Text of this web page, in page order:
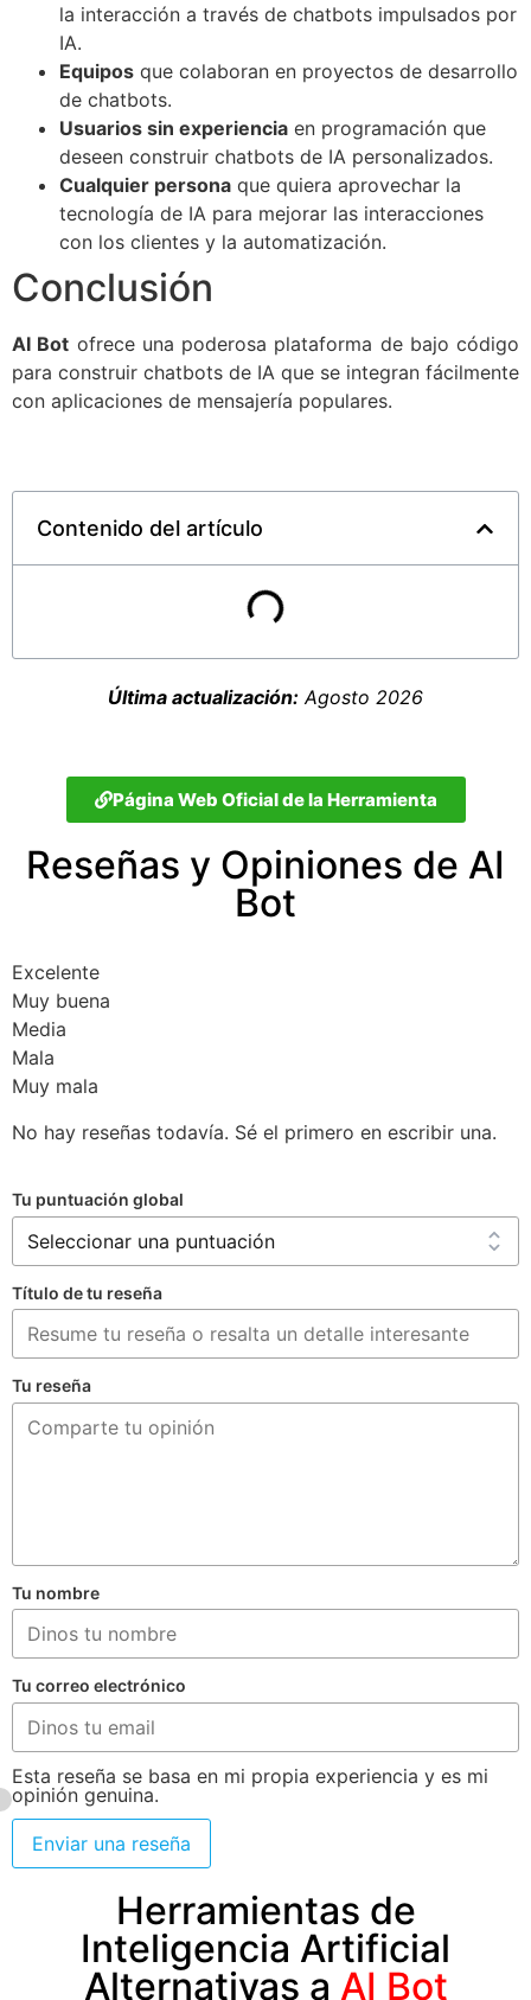
la interacción a través de chatbots impulsados por
IA.
Equipos que colaboran en proyectos de desarrollo
de chatbots.
Usuarios sin experiencia en programación que
deseen construir chatbots de IA personalizados.
Cualquier persona que quiera aprovechar la
tecnología de IA para mejorar las interacciones
con los clientes y la automatización.
Conclusión
AI Bot ofrece una poderosa plataforma de bajo código
para construir chatbots de IA que se integran fácilmente
con aplicaciones de mensajería populares.
Contenido del artículo
Última actualización: Agosto 2026
Página Web Oficial de la Herramienta
Reseñas y Opiniones de AI
Bot
Excelente
Muy buena
Media
Mala
Muy mala
No hay reseñas todavía. Sé el primero en escribir una.
Tu puntuación global
Título de tu reseña
Tu reseña
Tu nombre
Tu correo electrónico
Esta reseña se basa en mi propia experiencia y es mi
opinión genuina.
Enviar una reseña
Herramientas de
Inteligencia Artificial
Alternativas a AI Bot